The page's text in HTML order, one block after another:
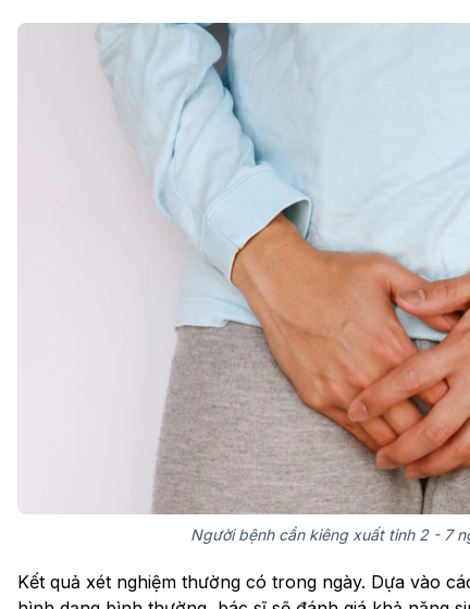
Người bệnh cần kiêng xuất tinh 2 - 7
Kết quả xét nghiệm thường có trong ngày. Dựa vào